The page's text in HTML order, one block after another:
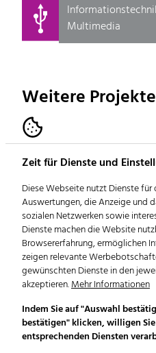
Zeit für Dienste und
Diese Webseite nutzt Dienste
Auswertungen, die Anzeige und
sozialen Netzwerken sowie
Dienste machen die Website
Browsererfahrung, ermöglichen
zeigen relevante
gewünschten Dienste in den
akzeptieren.Mehr Informationen
Indem Sie auf "Auswahl
bestätigen" klicken, willigen
entsprechenden Diensten
Multimedia
Weitere Projekte
Parkhaus